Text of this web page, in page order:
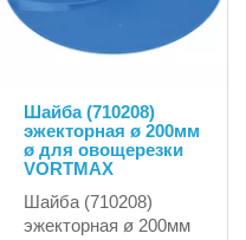
Шайба (710208)
эжекторная ø 200мм
ø для овощерезки
VORTMAX
Шайба (710208)
эжекторная ø 200мм